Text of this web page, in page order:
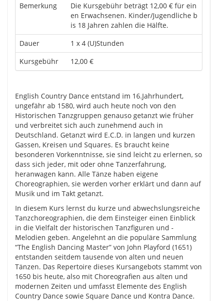
Bemerkung
Die Kursgebühr beträgt 12,00 € für ein
en Erwachsenen. Kinder/Jugendliche b
is 18 Jahren zahlen die Hälfte.
Dauer
1 x 4 (U)Stunden
Kursgebühr
12,00 €
English Country Dance entstand im 16.Jahrhundert,
ungefähr ab 1580, wird auch heute noch von den
Historischen Tanzgruppen genauso getanzt wie früher
und verbreitet sich auch zunehmend auch in
Deutschland. Getanzt wird E.C.D. in langen und kurzen
Gassen, Kreisen und Squares. Es braucht keine
besonderen Vorkenntnisse, sie sind leicht zu erlernen, so
dass sich jeder, mit oder ohne Tanzerfahrung,
heranwagen kann. Alle Tänze haben eigene
Choreographien, sie werden vorher erklärt und dann auf
Musik und im Takt getanzt.
In diesem Kurs lernst du kurze und abwechslungsreiche
Tanzchoreographien, die dem Einsteiger einen Einblick
in die Vielfalt der historischen Tanzfiguren und -
Melodien geben. Angelehnt an die populäre Sammlung
“The English Dancing Master” von John Playford (1651)
entstanden seitdem tausende von alten und neuen
Tänzen. Das Repertoire dieses Kursangebots stammt von
1650 bis heute, also mit Choreografien aus alten und
modernen Zeiten und umfasst Elemente des English
Country Dance sowie Square Dance und Kontra Dance.